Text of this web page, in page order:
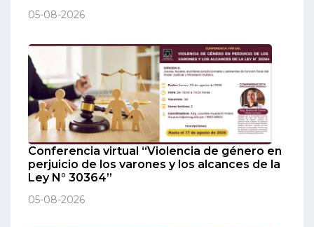
05-08-2026
Conferencia virtual “Violencia de género en
perjuicio de los varones y los alcances de la
Ley N° 30364”
05-08-2026